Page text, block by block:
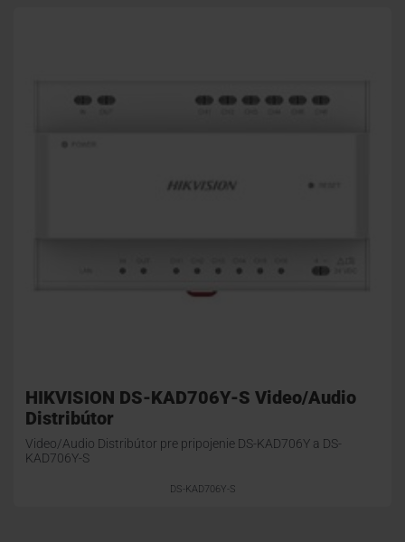
HIKVISION DS-KAD706Y-S Video/Audio
Distribútor
Video/Audio Distribútor pre pripojenie DS-KAD706Y a DS-
KAD706Y-S
DS-KAD706Y-S